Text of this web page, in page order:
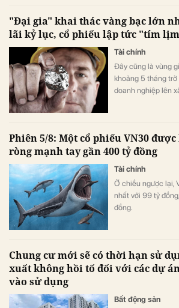
"Đại gia" khai thác vàng bạc lớn
lãi kỷ lục, cổ phiếu lập tức "tím
Tài chính
Đây cũng là vùng
khoảng 5 tháng trở
doanh nghiệp lên
Phiên 5/8: Một cổ phiếu VN30
ròng mạnh tay gần 400 tỷ đồng
Tài chính
Ở chiều ngược lại,
nhất với 99 tỷ
đồng.
Chung cư mới sẽ có thời hạn sử
xuất không hồi tố đối với các dự
vào sử dụng
Bất động sản